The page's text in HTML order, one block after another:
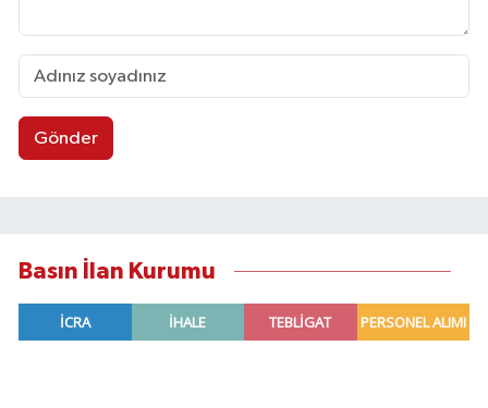
Gönder
Basın İlan Kurumu